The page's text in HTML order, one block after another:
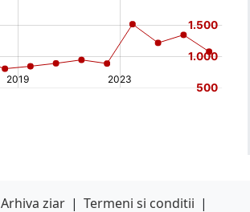
Arhiva ziar | Termeni si conditii |